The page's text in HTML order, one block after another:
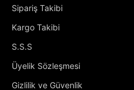
Sipariş Takibi
Kargo Takibi
S.S.S
Üyelik Sözleşmesi
Gizlilik ve Güvenlik